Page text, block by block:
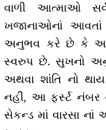
વાળી આત્માઓ
ખજાનાઓનાં
અનુભવ કરે છે કે આ
સ્વરુપ છે. સુખનો
અથવા શાંતિ નો
નહીં, આ ફર્સ્ટ નંબર
સેકન્ડ માં વારસા